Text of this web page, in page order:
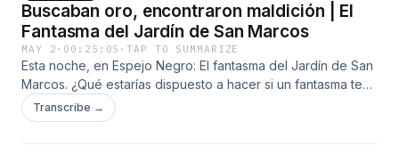
use of personal data for advertising.
Buscaban oro, encontraron maldición | El
Fantasma del Jardín de San Marcos
MAY 2 · 00:25:05 ·TAP TO SUMMARIZE
Esta noche, en Espejo Negro: El fantasma del Jardín de San
Marcos. ¿Qué estarías dispuesto a hacer si un fantasma te
revelara la ubicación exacta de un tesoro enterrado? En el
jardín de San Marcos, una obsesión nacida de la avaricia
Transcribe →